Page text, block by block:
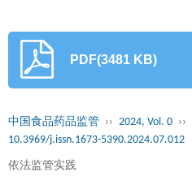
PDF(3481 KB)
中国食品药品监管 ›› 2024, Vol. 0 ››
10.3969/j.issn.1673-5390.2024.07.012
依法监管实践